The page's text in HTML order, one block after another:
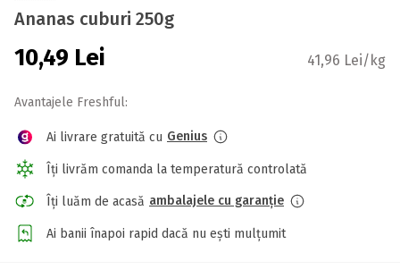
Ananas cuburi 250g
10,49 Lei 41,96 Lei/kg
Avantajele Freshful:
Ai livrare gratuită cu Genius
Îți livrăm comanda la temperatură controlată
Îți luăm de acasă ambalajele cu garanție
Ai banii înapoi rapid dacă nu ești mulțumit